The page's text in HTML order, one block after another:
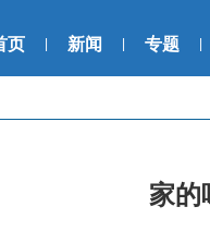
页 新闻 专题
家的